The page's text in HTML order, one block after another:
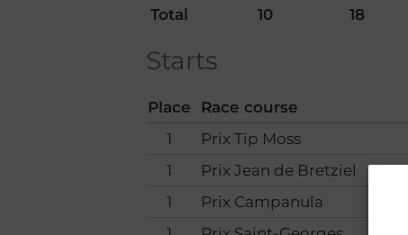
Total
10 18
Starts
Place Race course
1
Prix Tip Moss
1
Prix Jean de Bretziel
1
Prix Campanula